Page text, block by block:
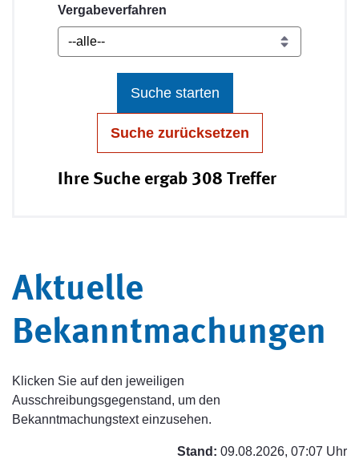
Vergabeverfahren
Suche starten
Suche zurücksetzen
Ihre Suche ergab 308 Treffer
Aktuelle
Bekanntmachungen
Klicken Sie auf den jeweiligen
Ausschreibungsgegenstand, um den
Bekanntmachungstext einzusehen.
Stand: 09.08.2026, 07:07 Uhr